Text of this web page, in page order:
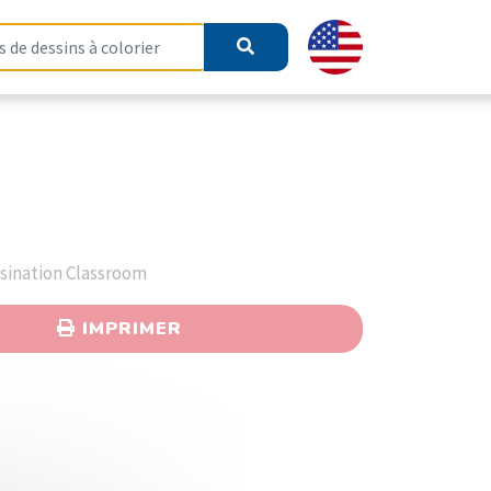
Classroom
IMPRIMER